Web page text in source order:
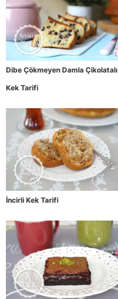
Dibe Çökmeyen Damla Çikolatalı
Kek Tarifi
İncirli Kek Tarifi